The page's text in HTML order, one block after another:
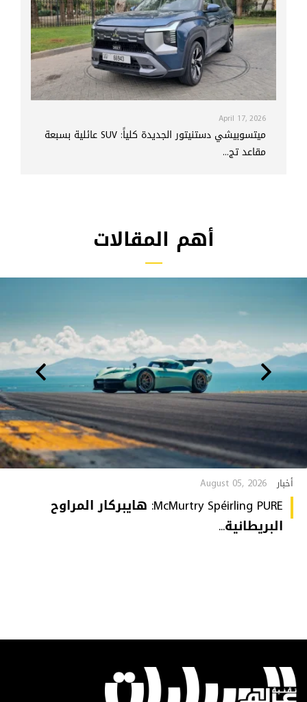
April 17, 2026
ميتسوبيشي دستنيتور الجديدة كلياً: SUV عائلية بسبعة
مقاعد تج...
أهم المقالات
أخبار August 05, 2026
McMurtry Spéirling PURE: هايبركار المراوح
البريطانية...